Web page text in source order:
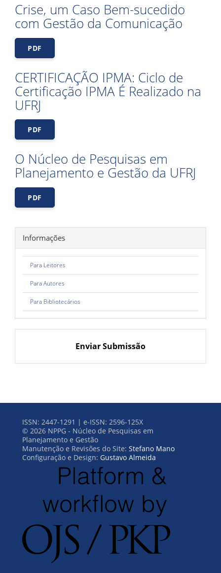
Crise, um Caso Bem-sucedido
com Gestão da Comunicação
PDF
CERTIFICAÇÃO IPMA: Ciclo de
Certificação IPMA É Realizado na
UFRJ
PDF
O Núcleo de Pesquisas em
Planejamento e Gestão da UFRJ
PDF
Informações
Para Leitores
Para Autores
Para Bibliotecários
Enviar Submissão
ISSN: 2447-1291 | e-ISSN: 2596-125X
© 2026 NPPG - Núcleo de Pesquisas em
Planejamento e Gestão
Manutenção e Revisões do Site: Stefano Mano
Configuração e Design: Gustavo Almeida